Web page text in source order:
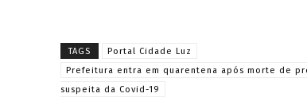
TAGS
Portal Cidade Luz
Prefeitura entra em quarentena após morte de
suspeita da Covid-19